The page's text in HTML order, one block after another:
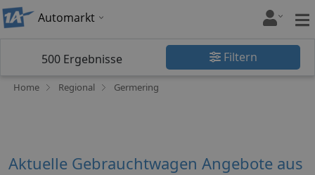
Automarkt
500 Ergebnisse Filtern
Home Regional Germering
Aktuelle Gebrauchtwagen Angebote aus